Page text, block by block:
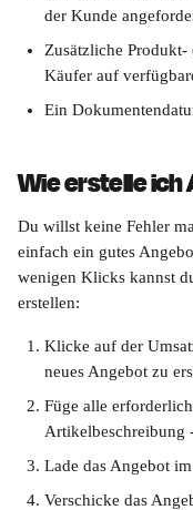
der Kunde
Zusätzliche
Käufer auf
Ein
Wie erstelle
Du willst keine Fehler
einfach ein gutes
wenigen Klicks kannst
erstellen:
Klicke auf der
neues Angebot zu
Füge alle
Artikelbeschreibung
Lade das Angebot
Verschicke das